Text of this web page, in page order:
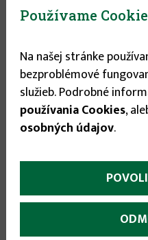
48
22.95 €

Používame
Na našej stránke
bezproblémové
služieb. Podrobné
používania Cookies,
osobných údajov.